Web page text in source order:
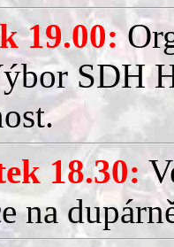
19.00:
SDH
18.30:
na